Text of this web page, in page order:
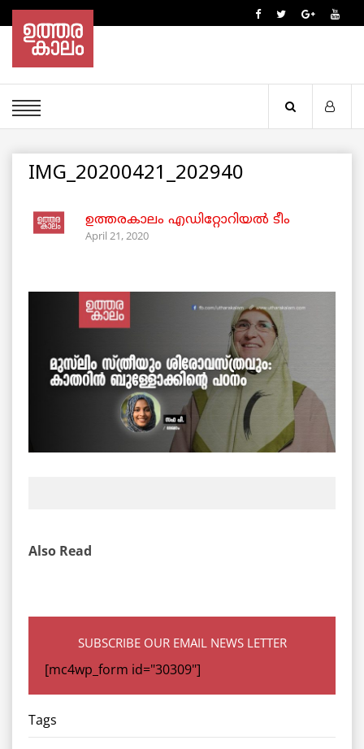
IMG_20200421_202940
ഉത്തരകാലം എഡിറ്റോറിയല്‍ ടീം
April 21, 2020
Also Read
SUBSCRIBE OUR EMAIL NEWS LETTER
[mc4wp_form id="30309"]
Tags